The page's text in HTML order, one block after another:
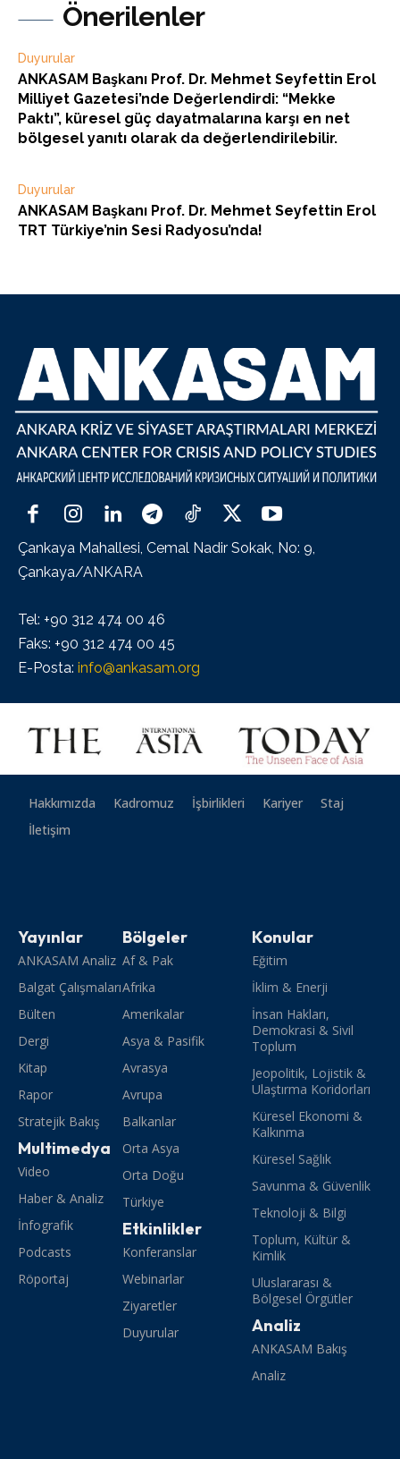
Önerilenler
Duyurular
ANKASAM Başkanı Prof. Dr. Mehmet Seyfettin Erol
Milliyet Gazetesi’nde Değerlendirdi: “Mekke
Paktı”, küresel güç dayatmalarına karşı en net
bölgesel yanıtı olarak da değerlendirilebilir.
Duyurular
ANKASAM Başkanı Prof. Dr. Mehmet Seyfettin Erol
TRT Türkiye’nin Sesi Radyosu’nda!
Çankaya Mahallesi, Cemal Nadir Sokak, No: 9,
Çankaya/ANKARA
Tel: +90 312 474 00 46
Faks: +90 312 474 00 45
E-Posta: info@ankasam.org
Hakkımızda Kadromuz İşbirlikleri Kariyer
Staj
İletişim
Yayınlar
ANKASAM Analiz
Balgat Çalışmaları
Bülten
Dergi
Kitap
Rapor
Stratejik Bakış
Multimedya
Video
Haber & Analiz
İnfografik
Podcasts
Röportaj
Bölgeler
Af & Pak
Afrika
Amerikalar
Asya & Pasifik
Avrasya
Avrupa
Balkanlar
Orta Asya
Orta Doğu
Türkiye
Etkinlikler
Konferanslar
Webinarlar
Ziyaretler
Duyurular
Konular
Eğitim
İklim & Enerji
İnsan Hakları,
Demokrasi & Sivil
Toplum
Jeopolitik, Lojistik &
Ulaştırma Koridorları
Küresel Ekonomi &
Kalkınma
Küresel Sağlık
Savunma & Güvenlik
Teknoloji & Bilgi
Toplum, Kültür &
Kimlik
Uluslararası &
Bölgesel Örgütler
Analiz
ANKASAM Bakış
Analiz